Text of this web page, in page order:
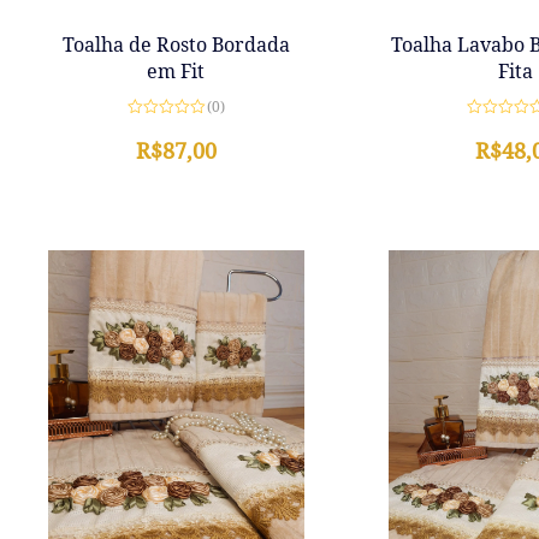
Toalha de Rosto Bordada
em Fit
de
(0)
R$87,00
Toalha Lavabo
Fita
deR$